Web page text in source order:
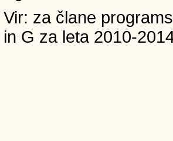
Vir: za člane
in G za leta 2010-